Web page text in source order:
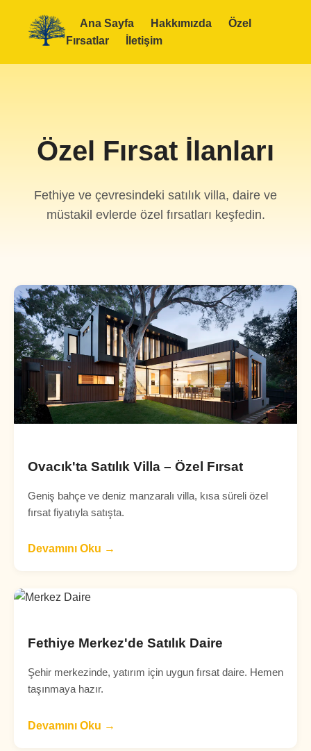
Ana Sayfa Hakkımızda
Özel
Fırsatlar
İletişim
Özel Fırsat İlanları
Fethiye ve çevresindeki satılık villa, daire ve
müstakil evlerde özel fırsatları keşfedin.
Ovacık'ta Satılık Villa – Özel Fırsat
Geniş bahçe ve deniz manzaralı villa, kısa süreli özel
fırsat fiyatıyla satışta.
Devamını Oku →
Fethiye Merkez'de Satılık Daire
Şehir merkezinde, yatırım için uygun fırsat daire. Hemen
taşınmaya hazır.
Devamını Oku →